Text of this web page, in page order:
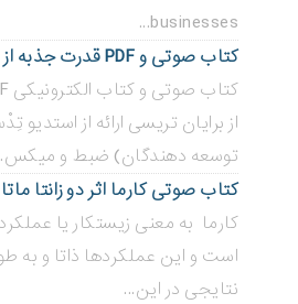
businesses...
کتاب صوتی و PDF قدرت جذبه از برایان تریسی
از برایان تریسی ارائه از استدیو
توسعه دهندگان) ضبط و
کتاب صوتی کارما اثر دو زانتا ماتا
کارما به معنی زیستکار یا
است و این عملکردها ذاتا و به
نتایجی در این...